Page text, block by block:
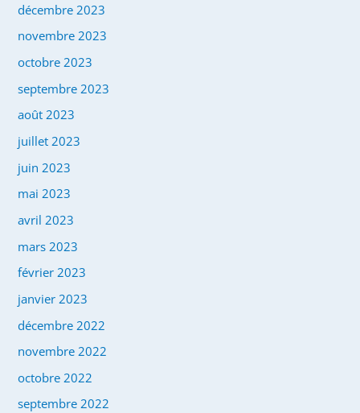
décembre 2023
novembre 2023
octobre 2023
septembre 2023
août 2023
juillet 2023
juin 2023
mai 2023
avril 2023
mars 2023
février 2023
janvier 2023
décembre 2022
novembre 2022
octobre 2022
septembre 2022